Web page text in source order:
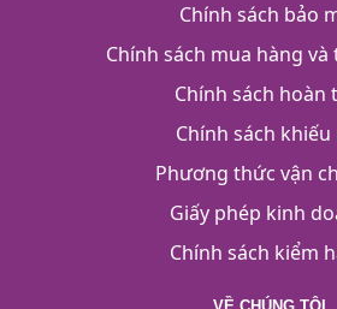
Chính sách bảo
Chính sách mua hàng
Chính sách hoàn
Chính sách khiếu
Phương thức vận
Giấy phép kinh
Chính sách kiểm